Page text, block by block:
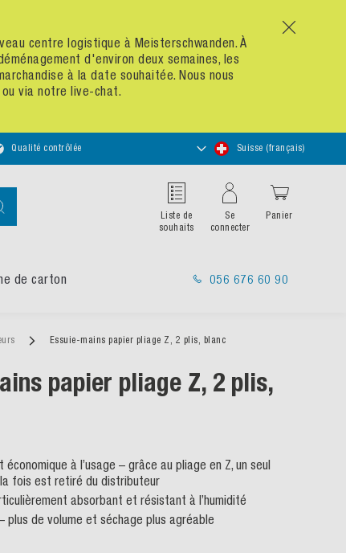
x
centre logistique à Meisterschwanden. À
d'environ deux semaines, les
à la date souhaitée. Nous nous
ou via notre live-chat.
Qualité contrôlée
Choisir
Suisse (français)
Liste de
souhaits
Se
connecter
Panier
de carton 056 676 60 90
Essuie-mains papier pliage Z, 2 plis, blanc
papier pliage Z, 2 plis,
à l’usage – grâce au pliage en Z, un seul
fois est retiré du distributeur
absorbant et résistant à l’humidité
plus de volume et séchage plus agréable